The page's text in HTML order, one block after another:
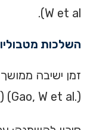
W et al).‏
השלכות
‏זמן ישיבה
(.Gao, W et al) (.Daneshmandi, H et al):‏